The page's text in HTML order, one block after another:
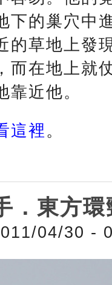
下的巢穴中
的草地上發
而在地上就
近他。
這裡 。
．東方環
04/30 -